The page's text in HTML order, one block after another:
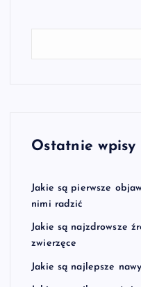
Ostatnie wpisy
Jakie są pierwsze
nimi radzić
Jakie są najzdrowsze
zwierzęce
Jakie są najlepsze